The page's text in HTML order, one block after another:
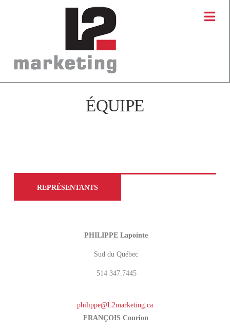
ÉQUIPE
REPRÉSENTANTS
PHILIPPE Lapointe
Sud du Québec
514 347.7445
philippe@L2marketing.ca
FRANÇOIS Courion